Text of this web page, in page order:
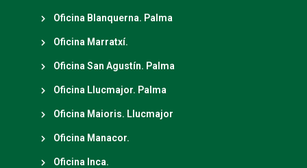
Oficina Blanquerna. Palma
Oficina Marratxí.
Oficina San Agustín. Palma
Oficina Llucmajor. Palma
Oficina Maioris. Llucmajor
Oficina Manacor.
Oficina Inca.